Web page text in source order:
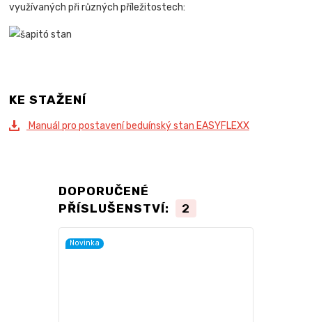
využívaných při různých příležitostech:
KE STAŽENÍ
Manuál pro postavení beduínský stan EASYFLEXX
DOPORUČENÉ
PŘÍSLUŠENSTVÍ:
2
Novinka